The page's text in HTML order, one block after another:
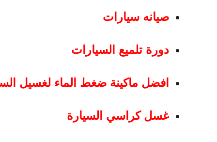
صيانه سيارات
دورة تلميع السيارات
افضل ماكينة ضغط الماء لغسيل
غسل كراسي السيارة